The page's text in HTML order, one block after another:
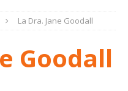
La Dra. Jane Goodall
Goodall